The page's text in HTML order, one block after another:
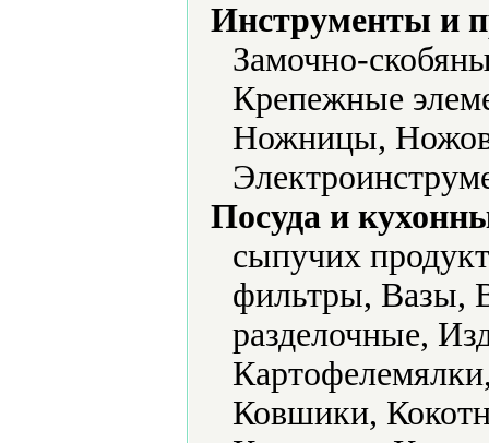
Инструменты и
Замочно-
Крепежные
Ножницы,
Посуда и
сыпучих
фильтры, Вазы,
разделочные,
Ковшики,